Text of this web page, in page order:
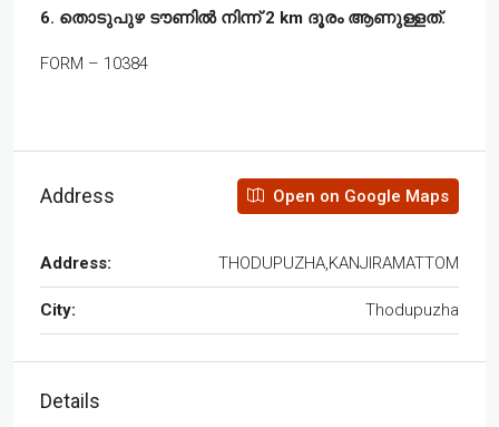
6. തൊടുപുഴ ടൗണിൽ നിന്ന് 2 km ദൂരം ആണുള്ളത്.
FORM – 10384
Address Open on Google Maps
Address: THODUPUZHA,KANJIRAMATTOM
City: Thodupuzha
Details